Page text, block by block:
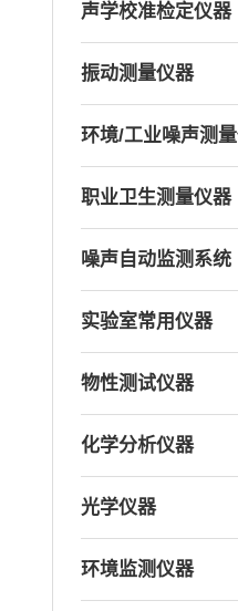
声学校准检定仪器
振动测量仪器
环境/工业噪声测
职业卫生测量仪器
噪声自动监测系统
实验室常用仪器
物性测试仪器
化学分析仪器
光学仪器
环境监测仪器